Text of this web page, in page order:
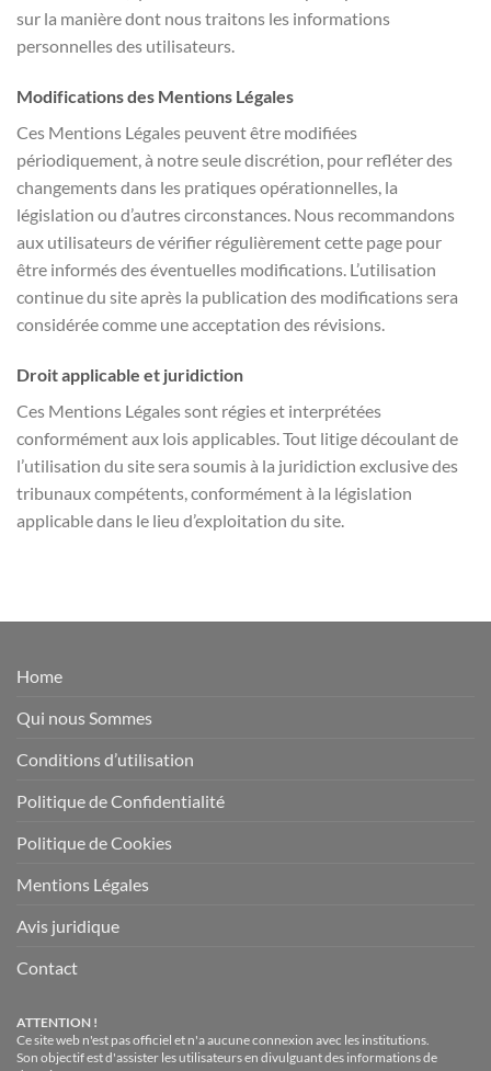
sur la manière dont nous traitons les informations
personnelles des utilisateurs.
Modifications des Mentions Légales
Ces Mentions Légales peuvent être modifiées
périodiquement, à notre seule discrétion, pour refléter des
changements dans les pratiques opérationnelles, la
législation ou d’autres circonstances. Nous recommandons
aux utilisateurs de vérifier régulièrement cette page pour
être informés des éventuelles modifications. L’utilisation
continue du site après la publication des modifications sera
considérée comme une acceptation des révisions.
Droit applicable et juridiction
Ces Mentions Légales sont régies et interprétées
conformément aux lois applicables. Tout litige découlant de
l’utilisation du site sera soumis à la juridiction exclusive des
tribunaux compétents, conformément à la législation
applicable dans le lieu d’exploitation du site.
Home
Qui nous Sommes
Conditions d’utilisation
Politique de Confidentialité
Politique de Cookies
Mentions Légales
Avis juridique
Contact
ATTENTION !
Ce site web n'est pas officiel et n'a aucune connexion avec les institutions.
Son objectif est d'assister les utilisateurs en divulguant des informations de